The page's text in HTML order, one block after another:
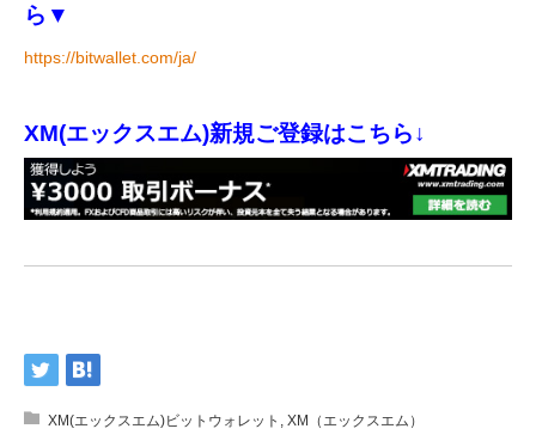
ら▼
https://bitwallet.com/ja/
XM(エックスエム)新規ご登録はこちら↓
XM(エックスエム)ビットウォレット , XM（エックスエム）